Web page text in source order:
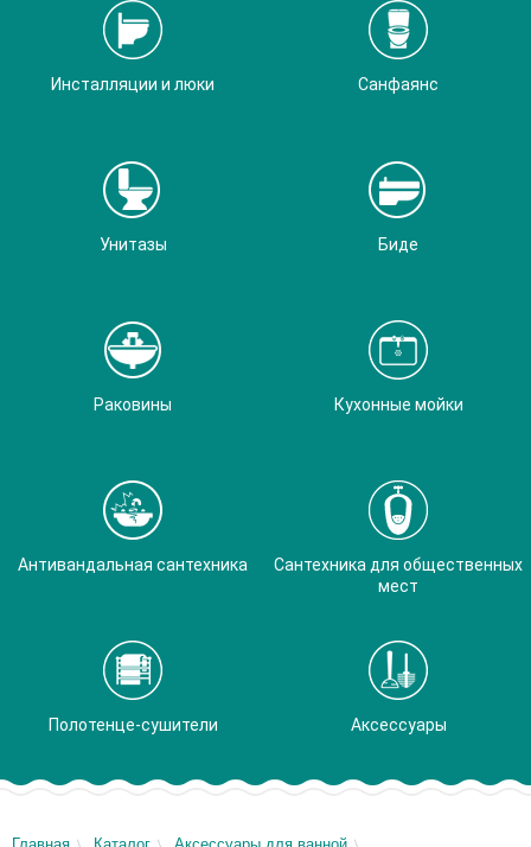
Инсталляции и люки Санфаянс
Унитазы Биде
Раковины Кухонные мойки
Антивандальная сантехника
Сантехника для общественных
мест
Полотенце-сушители Аксессуары